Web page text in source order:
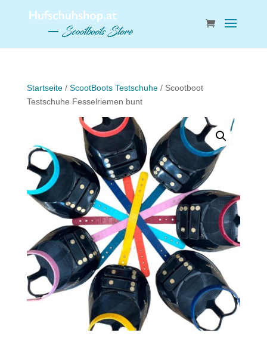
Startseite/ ScootBoots Testschuhe/ Scootboot
Testschuhe Fesselriemen bunt